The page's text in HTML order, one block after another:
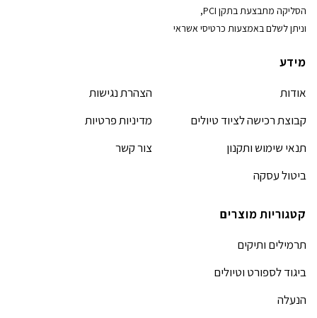
הסליקה מתבצעת בתקן PCI,
וניתן לשלם באמצעות כרטיסי אשראי
מידע
אודות
קבוצת רכישה לציוד טיולים
תנאי שימוש ותקנון
ביטול עסקה
הצהרת נגישות
מדיניות פרטיות
צור קשר
קטגוריות מוצרים
תרמילים ותיקים
ביגוד לספורט וטיולים
הנעלה